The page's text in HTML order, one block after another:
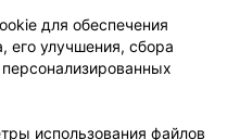
проекта
маркетинг
Доставка
для обеспечения
его улучшения, сбора
использования файлов